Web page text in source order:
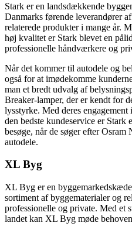
Stark er en landsdækkende
Danmarks førende leverandører
relaterede produkter i mange år.
høj kvalitet er Stark blevet en
professionelle håndværkere og
Når det kommer til autodele og
også for at imødekomme
man et bredt udvalg af
Breaker-lamper, der er kendt for
lysstyrke. Med deres
den bedste kundeservice er Stark
besøge, når de søger efter
autodele.
XL Byg
XL Byg er en
sortiment af byggematerialer og
professionelle og private. Med et
landet kan XL Byg møde